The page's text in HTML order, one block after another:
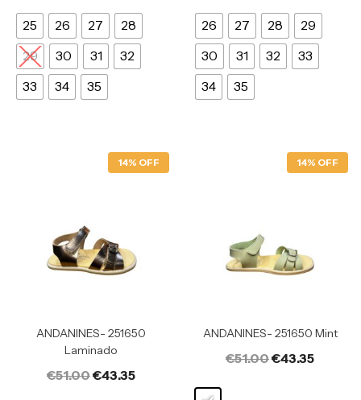
25 26 27
28
29
30 31
32
33
34 35
26 27 28
29
30
31 32
33
34
35
14% OFF
ANDANINES- 251650
Laminado
€51.00€43.35
14% OFF
ANDANINES- 251650 Mint
€51.00€43.35